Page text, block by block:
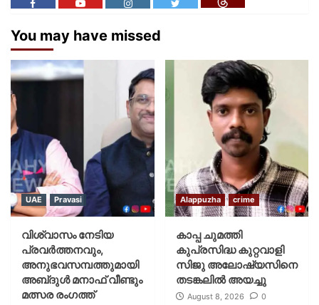
You may have missed
UAE Pravasi
വിശ്വാസം നേടിയ
പ്രവർത്തനവും,
അനുഭവസമ്പത്തുമായി
അബ്‌ദുൾ മനാഫ് വീണ്ടും
മത്സര രംഗത്ത്
Alappuzha crime
കാപ്പ ചുമത്തി
കുപ്രസിദ്ധ കുറ്റവാളി
സിജു അലോഷ്യസിനെ
തടങ്കലിൽ അയച്ചു
August 8, 2026 0